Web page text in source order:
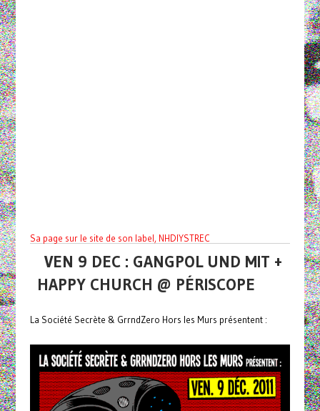
Sa page sur le site de son label, NHDIYSTREC
VEN 9 DEC : GANGPOL UND MIT +
HAPPY CHURCH @ PÉRISCOPE
La Société Secrète & GrrndZero Hors les Murs présentent :